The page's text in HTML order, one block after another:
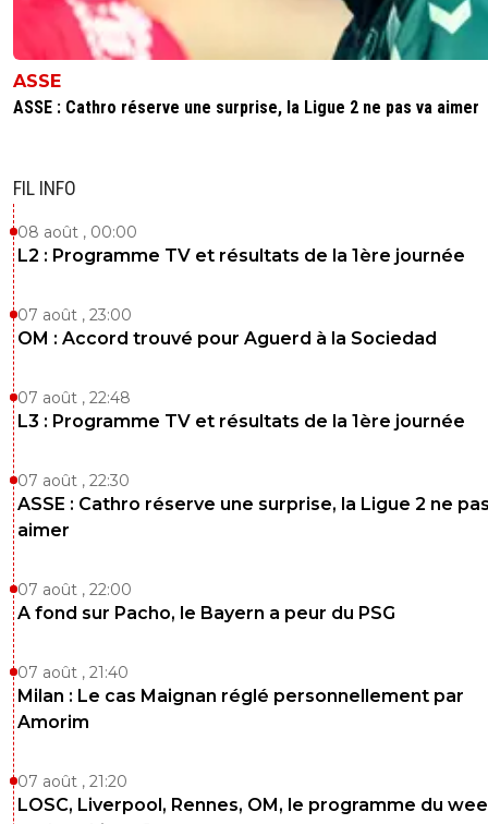
ASSE
ASSE : Cathro réserve une surprise, la Ligue 2 ne pas va aimer
FIL INFO
08 août , 00:00
L2 : Programme TV et résultats de la 1ère journée
07 août , 23:00
OM : Accord trouvé pour Aguerd à la Sociedad
07 août , 22:48
L3 : Programme TV et résultats de la 1ère journée
07 août , 22:30
ASSE : Cathro réserve une surprise, la Ligue 2 ne
aimer
07 août , 22:00
A fond sur Pacho, le Bayern a peur du PSG
07 août , 21:40
Milan : Le cas Maignan réglé personnellement par
Amorim
07 août , 21:20
LOSC, Liverpool, Rennes, OM, le programme du